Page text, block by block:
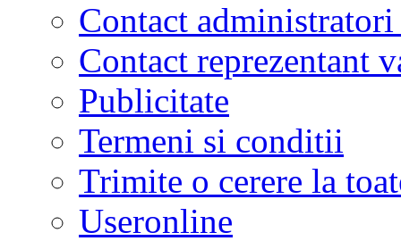
Contact
Contact reprezentant
Publicitate
Termeni si conditii
Trimite o cerere la
Useronline